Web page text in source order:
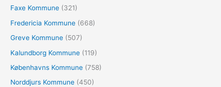
rFaxe Kommune (321)
Fredericia Kommune (668)
Greve Kommune (507)
Kalundborg Kommune (119)
Københavns Kommune (758)
Norddjurs Kommune (450)